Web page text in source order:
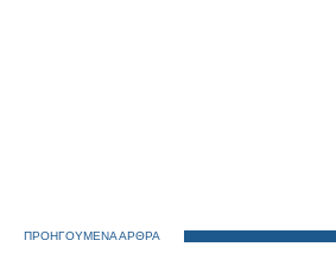
ΠΡΟΗΓΟΥΜΕΝΑ ΑΡΘΡΑ